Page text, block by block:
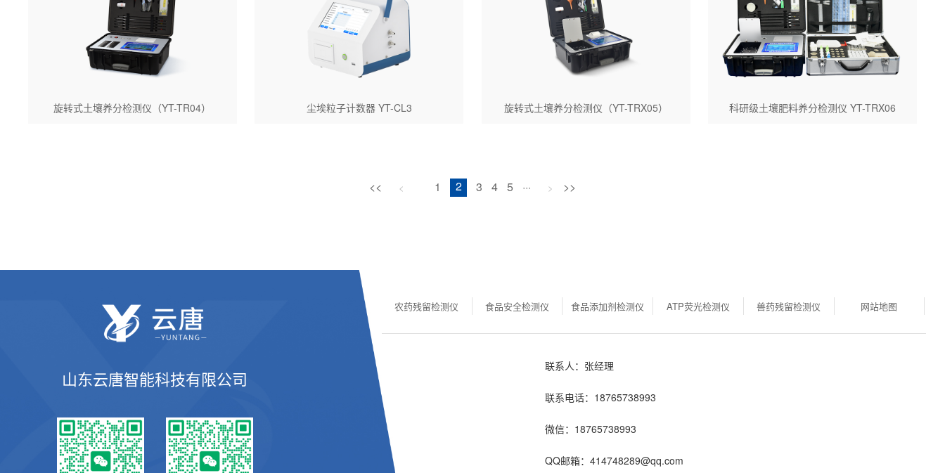
旋转式土壤养分检测仪（YT-TR04） 尘埃粒子计数器 YT-CL3 旋转式土壤养分检测仪（YT-TRX05） 科研级土壤肥料养分检测仪 YT-TRX06
<< < 1 2 3 4 5 ··· > >>
山东云唐智能科技有限公司
农药残留检测仪 食品安全检测仪 食品添加剂检测仪 ATP荧光检测仪 兽药残留检测仪 网站地图
联系人：张经理
联系电话：18765738993
微信：18765738993
QQ邮箱：414748289@qq.com